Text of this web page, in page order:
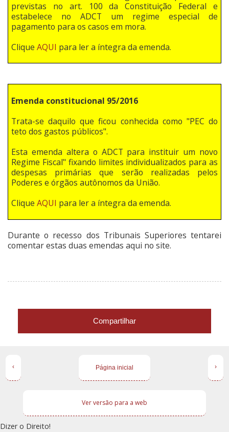
previstas no art. 100 da Constituição Federal e
estabelece no ADCT um regime especial de
pagamento para os casos em mora.
Clique AQUI para ler a íntegra da emenda.
Emenda constitucional 95/2016
Trata-se daquilo que ficou conhecida como "PEC do
teto dos gastos públicos".
Esta emenda altera o ADCT para instituir um novo
Regime Fiscal" fixando limites individualizados para as
despesas primárias que serão realizadas pelos
Poderes e órgãos autônomos da União.
Clique AQUI para ler a íntegra da emenda.
Durante o recesso dos Tribunais Superiores tentarei
comentar estas duas emendas aqui no site.
Compartilhar
‹ ›
Página inicial
Ver versão para a web
Dizer o Direito!